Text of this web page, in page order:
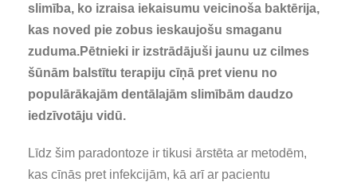
slimība, ko izraisa iekaisumu veicinoša baktērija,
kas noved pie zobus ieskaujošu smaganu
zuduma.Pētnieki ir izstrādājuši jaunu uz cilmes
šūnām balstītu terapiju cīņā pret vienu no
populārākajām dentālajām slimībām daudzo
iedzīvotāju vidū.
Līdz šim paradontoze ir tikusi ārstēta ar metodēm,
kas cīnās pret infekcijām, kā arī ar pacientu